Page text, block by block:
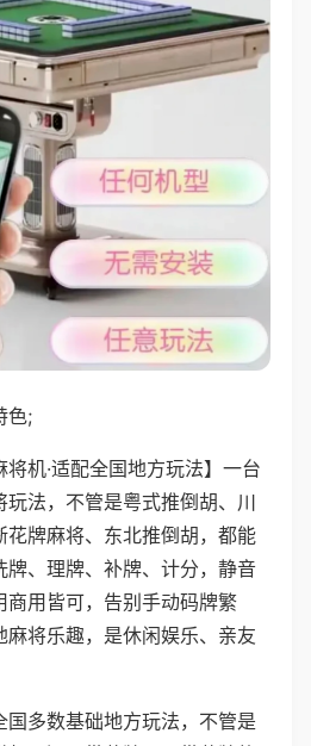
色;
将机·适配全国地方玩法】一台
玩法，不管是粤式推倒胡、川
花牌麻将、东北推倒胡，都能
牌、理牌、补牌、计分，静音
商用皆可，告别手动码牌繁
将乐趣，是休闲娱乐、亲友
国多数基础地方玩法，不管是